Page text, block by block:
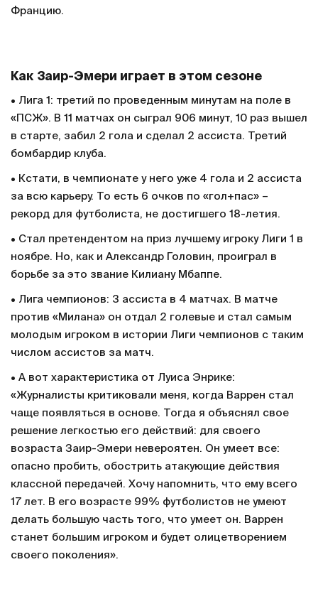
Францию.
Как Заир-Эмери играет в этом сезоне
• Лига 1: третий по проведенным минутам на поле в
«ПСЖ». В 11 матчах он сыграл 906 минут, 10 раз вышел
в старте, забил 2 гола и сделал 2 ассиста. Третий
бомбардир клуба.
• Кстати, в чемпионате у него уже 4 гола и 2 ассиста
за всю карьеру. То есть 6 очков по «гол+пас» –
рекорд для футболиста, не достигшего 18-летия.
• Стал претендентом на приз лучшему игроку Лиги 1 в
ноябре. Но, как и Александр Головин, проиграл в
борьбе за это звание Килиану Мбаппе.
• Лига чемпионов: 3 ассиста в 4 матчах. В матче
против «Милана» он отдал 2 голевые и стал самым
молодым игроком в истории Лиги чемпионов с таким
числом ассистов за матч.
• А вот характеристика от Луиса Энрике:
«Журналисты критиковали меня, когда Варрен стал
чаще появляться в основе. Тогда я объяснял свое
решение легкостью его действий: для своего
возраста Заир-Эмери невероятен. Он умеет все:
опасно пробить, обострить атакующие действия
классной передачей. Хочу напомнить, что ему всего
17 лет. В его возрасте 99% футболистов не умеют
делать большую часть того, что умеет он. Варрен
станет большим игроком и будет олицетворением
своего поколения».